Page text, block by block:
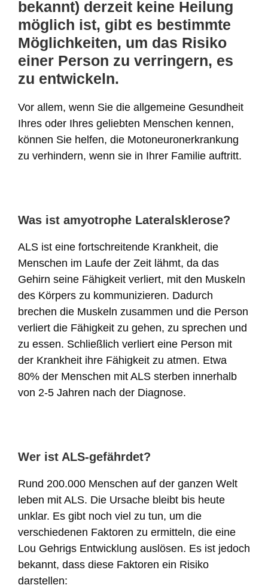
bekannt) derzeit keine Heilung
möglich ist, gibt es bestimmte
Möglichkeiten, um das Risiko
einer Person zu verringern, es
zu entwickeln.
Vor allem, wenn Sie die allgemeine Gesundheit
Ihres oder Ihres geliebten Menschen kennen,
können Sie helfen, die Motoneuronerkrankung
zu verhindern, wenn sie in Ihrer Familie auftritt.
Was ist amyotrophe Lateralsklerose?
ALS ist eine fortschreitende Krankheit, die
Menschen im Laufe der Zeit lähmt, da das
Gehirn seine Fähigkeit verliert, mit den Muskeln
des Körpers zu kommunizieren. Dadurch
brechen die Muskeln zusammen und die Person
verliert die Fähigkeit zu gehen, zu sprechen und
zu essen. Schließlich verliert eine Person mit
der Krankheit ihre Fähigkeit zu atmen. Etwa
80% der Menschen mit ALS sterben innerhalb
von 2-5 Jahren nach der Diagnose.
Wer ist ALS-gefährdet?
Rund 200.000 Menschen auf der ganzen Welt
leben mit ALS. Die Ursache bleibt bis heute
unklar. Es gibt noch viel zu tun, um die
verschiedenen Faktoren zu ermitteln, die eine
Lou Gehrigs Entwicklung auslösen. Es ist jedoch
bekannt, dass diese Faktoren ein Risiko
darstellen: